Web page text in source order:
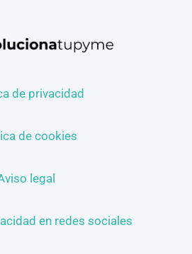
de privacidad
de cookies
legal
en redes sociales